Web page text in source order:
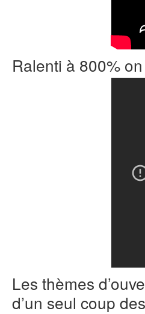
Ralenti à 800%
Les thèmes
d’un seul coup